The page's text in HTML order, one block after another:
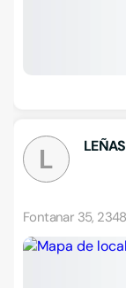
L
Fontanar 35,